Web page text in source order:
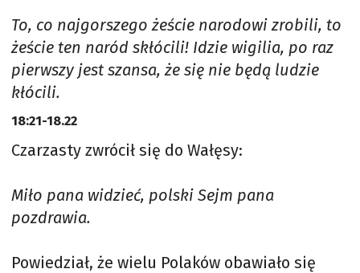
To, co najgorszego żeście narodowi zrobili, to
żeście ten naród skłócili! Idzie wigilia, po raz
pierwszy jest szansa, że się nie będą ludzie
kłócili.
18:21-18.22
Czarzasty zwrócił się do Wałęsy:
Miło pana widzieć, polski Sejm pana
pozdrawia.
Powiedział, że wielu Polaków obawiało się